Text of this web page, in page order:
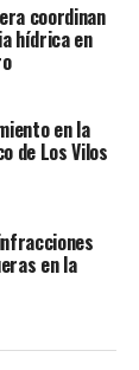
coordinan
hídrica en
en la
de Los Vilos
en la